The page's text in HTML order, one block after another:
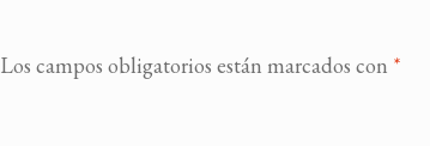
Los campos obligatorios están marcados con *